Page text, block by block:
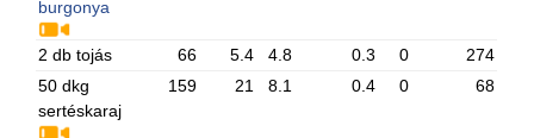
burgonya
2 db tojás 66 5.4 4.8 0.3 0
274
50 dkg
sertéskaraj
159 21 8.1 0.4 0 68